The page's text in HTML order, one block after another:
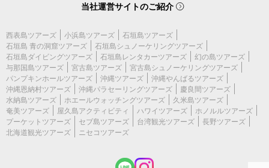
当社運営サイトのご紹介
西表島ツアーズ 小浜島ツアーズ
石垣島ツアーズ
石垣島 青の洞窟ツアーズ
石垣島シュノーケリングツアーズ
石垣島ダイビングツアーズ
石垣島レンタカーツアーズ
幻の島ツアーズ
与那国島ツアーズ
宮古島ツアーズ
宮古島シュノーケリングツアーズ
パンプキンホールツアーズ
沖縄ツアーズ
沖縄やんばるツアーズ
沖縄恩納村ツアーズ
沖縄パラセーリングツアーズ
慶良間ツアーズ
水納島ツアーズ
ホエールウォッチングツアーズ
久米島ツアーズ
奄美ツアーズ
屋久島アクティビティ ハワイツアーズ
ホノルルツアーズ
プーケットツアーズ
セブ島ツアーズ 台湾観光ツアーズ
長野ツアーズ
北海道観光ツアーズ
ニセコツアーズ